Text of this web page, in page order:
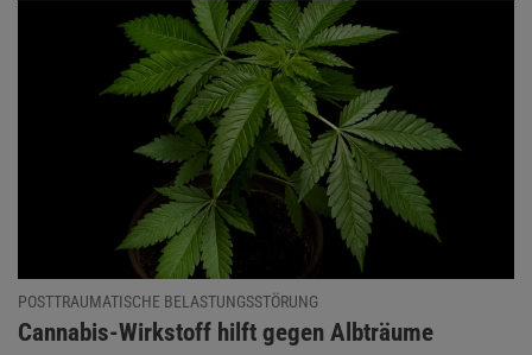
POSTTRAUMATISCHE BELASTUNGSSTÖRUNG
:
Cannabis-Wirkstoff hilft gegen Albträume